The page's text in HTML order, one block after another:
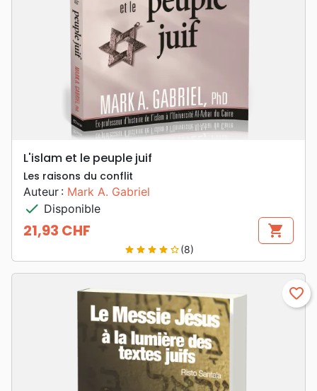
L'islam et le peuple juif
Les raisons du conflit
Auteur : Mark A. Gabriel
check Disponible
Prix
21,93 CHF shopping_cart
star star star star star_border(8)
favorite_border